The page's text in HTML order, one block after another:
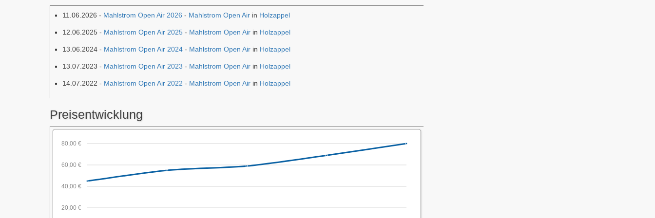
11.06.2026 - Mahlstrom Open Air 2026 - Mahlstrom Open Air in Holzappel
12.06.2025 - Mahlstrom Open Air 2025 - Mahlstrom Open Air in Holzappel
13.06.2024 - Mahlstrom Open Air 2024 - Mahlstrom Open Air in Holzappel
13.07.2023 - Mahlstrom Open Air 2023 - Mahlstrom Open Air in Holzappel
14.07.2022 - Mahlstrom Open Air 2022 - Mahlstrom Open Air in Holzappel
Preisentwicklung
20,00 €
40,00 €
60,00 €
80,00 €